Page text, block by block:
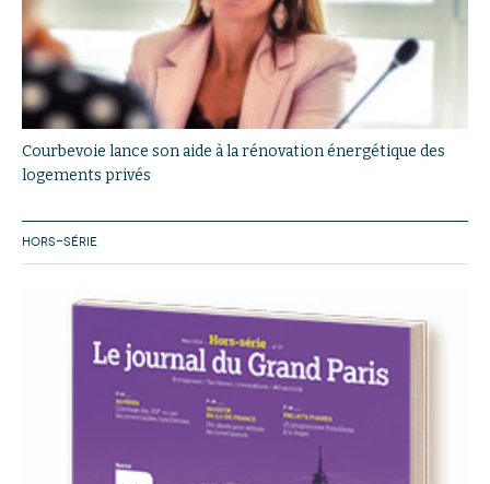
Courbevoie lance son aide à la rénovation énergétique des
logements privés
HORS-SÉRIE